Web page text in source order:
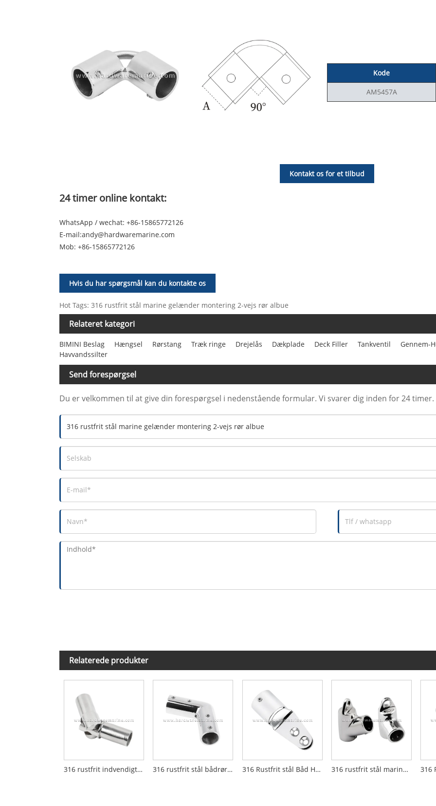
Kode
AM5457A
Kontakt os for et tilbud
24 timer online kontakt:
WhatsApp / wechat: +86-15865772126
E-mail:andy@hardwaremarine.com
Mob: +86-15865772126
Hvis du har spørgsmål kan du kontakte os
Hot Tags: 316 rustfrit stål marine gelænder montering 2-vejs rør albue
Relateret kategori
BIMINI Beslag Hængsel Rørstang Træk ringe Drejelås Dækplade Deck Filler Tankventil Gennem-
Havvandssilter
Send forespørgsel
Du er velkommen til at give din forespørgsel i nedenstående formular. Vi svarer dig inden for 24 timer.
Relaterede produkter
316 rustfrit indvendigt drejeled 316 rustfrit stål bådrør Håndskinne Fitting Albue Connector 316 Rustfrit stål Båd Håndskinne Fitting Stanchion Base Mount Eye End Cap 316 rustfrit stål marine gelænder Montering 60/90 graders T-stik